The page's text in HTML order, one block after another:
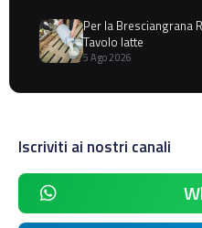
Per la Bresciangrana
Tavolo latte
5 Ago 2026
Iscriviti ai nostri canali